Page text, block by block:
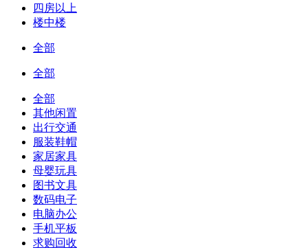
四房以上
楼中楼
全部
全部
全部
其他闲置
出行交通
服装鞋帽
家居家具
母婴玩具
图书文具
数码电子
电脑办公
手机平板
求购回收